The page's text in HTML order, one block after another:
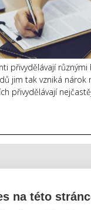
přivydělávají
jim tak vzniká nárok
přivydělávají
na této